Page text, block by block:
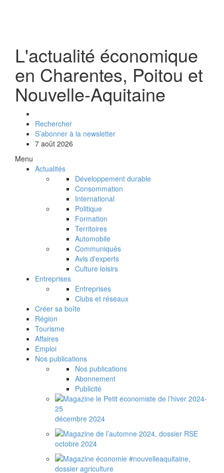
L'actualité économique
en Charentes, Poitou et
Nouvelle-Aquitaine
Rechercher
S’abonner à la newsletter
7 août 2026
Menu
Actualités
Développement durable
Consommation
International
Politique
Formation
Territoires
Automobile
Communiqués
Avis d'experts
Culture loisirs
Entreprises
Entreprises
Clubs et réseaux
Créer sa boîte
Région
Tourisme
Affaires
Emploi
Nos publications
Nos publications
Abonnement
Publicité
décembre 2024
octobre 2024